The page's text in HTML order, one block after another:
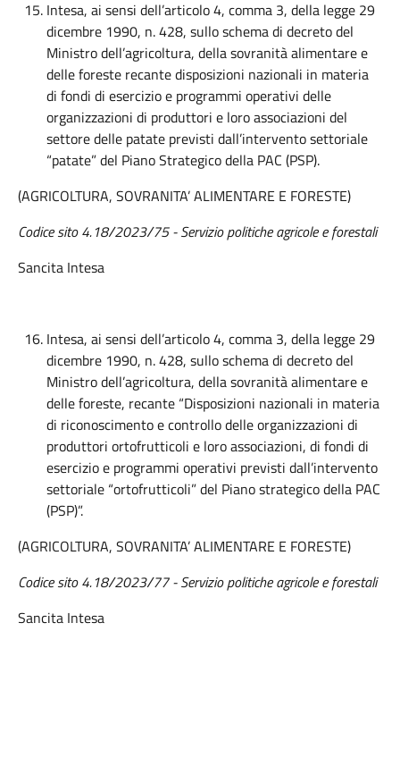
Intesa, ai sensi dell’articolo 4, comma 3, della legge 29
dicembre 1990, n. 428, sullo schema di decreto del
Ministro dell’agricoltura, della sovranità alimentare e
delle foreste recante disposizioni nazionali in materia
di fondi di esercizio e programmi operativi delle
organizzazioni di produttori e loro associazioni del
settore delle patate previsti dall’intervento settoriale
“patate” del Piano Strategico della PAC (PSP).
(AGRICOLTURA, SOVRANITA’ ALIMENTARE E FORESTE)
Codice sito 4.18/2023/75 - Servizio politiche agricole e forestali
Sancita Intesa
Intesa, ai sensi dell’articolo 4, comma 3, della legge 29
dicembre 1990, n. 428, sullo schema di decreto del
Ministro dell’agricoltura, della sovranità alimentare e
delle foreste, recante “Disposizioni nazionali in materia
di riconoscimento e controllo delle organizzazioni di
produttori ortofrutticoli e loro associazioni, di fondi di
esercizio e programmi operativi previsti dall’intervento
settoriale “ortofrutticoli” del Piano strategico della PAC
(PSP)”.
(AGRICOLTURA, SOVRANITA’ ALIMENTARE E FORESTE)
Codice sito 4.18/2023/77 - Servizio politiche agricole e forestali
Sancita Intesa